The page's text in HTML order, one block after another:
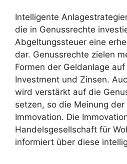
Intelligente
die in Genussrechte
Abgeltungssteuer eine
dar. Genussrechte zielen
Formen der Geldanlage
Investment und Zinsen.
wird verstärkt auf die
setzen, so die Meinung
Immovation. Die
Handelsgesellschaft für
informiert über diese